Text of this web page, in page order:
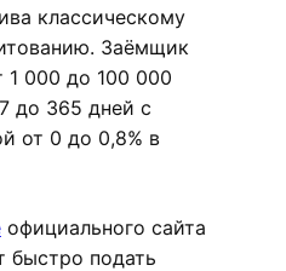
классическому
Заёмщик
1 000 до 100 000
до 365 дней с
от 0 до 0,8% в
официального сайта
подать